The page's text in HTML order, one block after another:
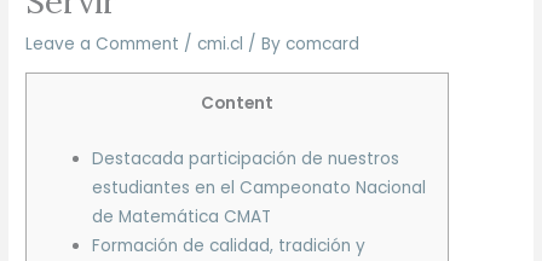
Leave a Comment / cmi.cl / By comcard
Content
Destacada participación de nuestros
estudiantes en el Campeonato Nacional
de Matemática CMAT
Formación de calidad, tradición y